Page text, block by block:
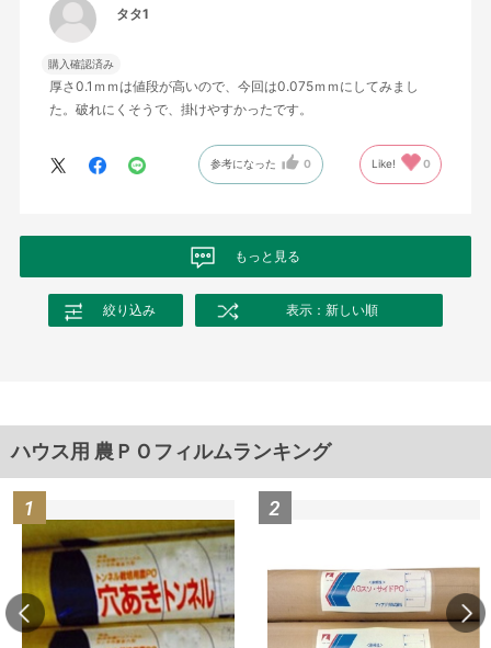
タタ1
購入確認済み
厚さ0.1ｍｍは値段が高いので、今回は0.075ｍｍにしてみまし
た。破れにくそうで、掛けやすかったです。
参考になった 0 Like! 0
もっと見る
絞り込み 表示：新しい順
ハウス用 農ＰＯフィルムランキング